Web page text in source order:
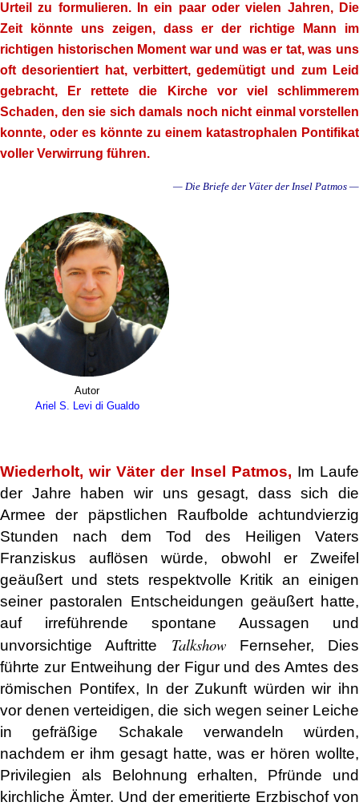
Urteil zu formulieren. In ein paar oder vielen Jahren, Die
Zeit könnte uns zeigen, dass er der richtige Mann im
richtigen historischen Moment war und was er tat, was uns
oft desorientiert hat, verbittert, gedemütigt und zum Leid
gebracht, Er rettete die Kirche vor viel schlimmerem
Schaden, den sie sich damals noch nicht einmal vorstellen
konnte, oder es könnte zu einem katastrophalen Pontifikat
voller Verwirrung führen.
— Die Briefe der Väter der Insel Patmos —
Autor
Ariel S. Levi di Gualdo
Wiederholt, wir Väter der Insel Patmos, Im Laufe
der Jahre haben wir uns gesagt, dass sich die
Armee der päpstlichen Raufbolde achtundvierzig
Stunden nach dem Tod des Heiligen Vaters
Franziskus auflösen würde, obwohl er Zweifel
geäußert und stets respektvolle Kritik an einigen
seiner pastoralen Entscheidungen geäußert hatte,
auf irreführende spontane Aussagen und
unvorsichtige Auftritte Talkshow
Fernseher, Dies
führte zur Entweihung der Figur und des Amtes des
römischen Pontifex, In der Zukunft würden wir ihn
vor denen verteidigen, die sich wegen seiner Leiche
in gefräßige Schakale verwandeln würden,
nachdem er ihm gesagt hatte, was er hören wollte,
Privilegien als Belohnung erhalten, Pfründe und
kirchliche Ämter. Und der emeritierte Erzbischof von